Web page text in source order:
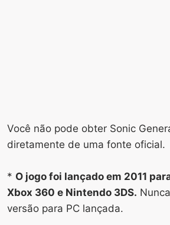
Você não pode obter Sonic
diretamente de uma fonte oficial.
* O jogo foi lançado em 2011
Xbox 360 e Nintendo 3DS.
versão para PC lançada.